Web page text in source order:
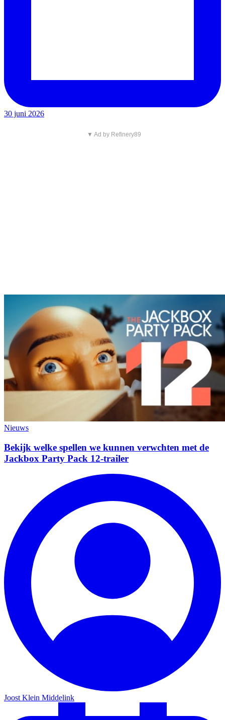
30 juni 2026
▼ Ad by Refinery89
Nieuws
Bekijk welke spellen we kunnen verwchten met de
Jackbox Party Pack 12-trailer
Joost Klein Middelink